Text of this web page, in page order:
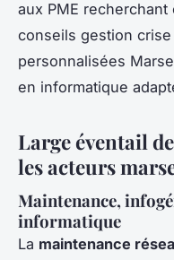
aux PME
conseils gestion
personnalisées
en informatique
Large éventail
les acteurs
Maintenance,
informatique
La maintenance